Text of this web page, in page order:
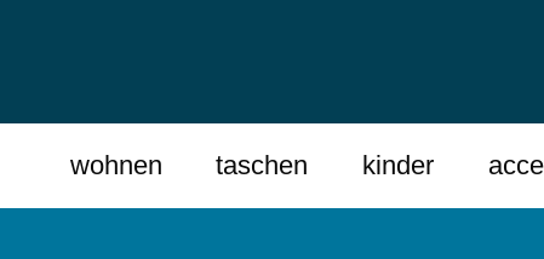
wohnen taschen kinder